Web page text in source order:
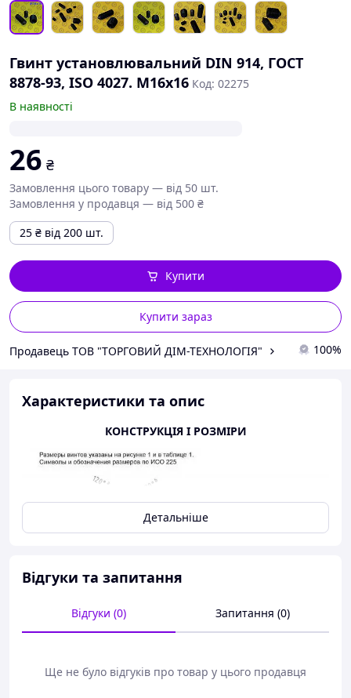
Гвинт установлювальний DIN 914, ГОСТ
8878-93, ISO 4027. М16х16 Код: 02275
В наявності
26 ₴
Замовлення цього товару — від 50 шт.
Замовлення у продавця — від 500 ₴
25 ₴ від 200 шт.
Купити зараз
Купити
Продавець ТОВ "ТОРГОВИЙ ДІМ-ТЕХНОЛОГІЯ" 100%
Характеристики та опис
КОНСТРУКЦІЯ І РОЗМІРИ
Детальніше
Відгуки та запитання
Відгуки (0) Запитання (0)
Ще не було відгуків про товар у цього продавця